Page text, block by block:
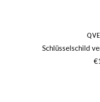
Schlüsselschild